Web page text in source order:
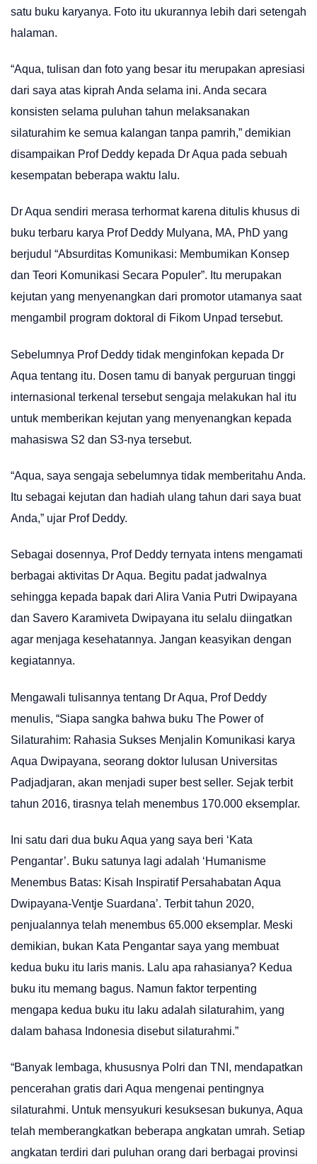
satu buku karyanya. Foto itu ukurannya lebih dari setengah
halaman.
“Aqua, tulisan dan foto yang besar itu merupakan apresiasi
dari saya atas kiprah Anda selama ini. Anda secara
konsisten selama puluhan tahun melaksanakan
silaturahim ke semua kalangan tanpa pamrih,” demikian
disampaikan Prof Deddy kepada Dr Aqua pada sebuah
kesempatan beberapa waktu lalu.
Dr Aqua sendiri merasa terhormat karena ditulis khusus di
buku terbaru karya Prof Deddy Mulyana, MA, PhD yang
berjudul “Absurditas Komunikasi: Membumikan Konsep
dan Teori Komunikasi Secara Populer”. Itu merupakan
kejutan yang menyenangkan dari promotor utamanya saat
mengambil program doktoral di Fikom Unpad tersebut.
Sebelumnya Prof Deddy tidak menginfokan kepada Dr
Aqua tentang itu. Dosen tamu di banyak perguruan tinggi
internasional terkenal tersebut sengaja melakukan hal itu
untuk memberikan kejutan yang menyenangkan kepada
mahasiswa S2 dan S3-nya tersebut.
“Aqua, saya sengaja sebelumnya tidak memberitahu Anda.
Itu sebagai kejutan dan hadiah ulang tahun dari saya buat
Anda,” ujar Prof Deddy.
Sebagai dosennya, Prof Deddy ternyata intens mengamati
berbagai aktivitas Dr Aqua. Begitu padat jadwalnya
sehingga kepada bapak dari Alira Vania Putri Dwipayana
dan Savero Karamiveta Dwipayana itu selalu diingatkan
agar menjaga kesehatannya. Jangan keasyikan dengan
kegiatannya.
Mengawali tulisannya tentang Dr Aqua, Prof Deddy
menulis, “Siapa sangka bahwa buku The Power of
Silaturahim: Rahasia Sukses Menjalin Komunikasi karya
Aqua Dwipayana, seorang doktor lulusan Universitas
Padjadjaran, akan menjadi super best seller. Sejak terbit
tahun 2016, tirasnya telah menembus 170.000 eksemplar.
Ini satu dari dua buku Aqua yang saya beri ‘Kata
Pengantar’. Buku satunya lagi adalah ‘Humanisme
Menembus Batas: Kisah Inspiratif Persahabatan Aqua
Dwipayana-Ventje Suardana’. Terbit tahun 2020,
penjualannya telah menembus 65.000 eksemplar. Meski
demikian, bukan Kata Pengantar saya yang membuat
kedua buku itu laris manis. Lalu apa rahasianya? Kedua
buku itu memang bagus. Namun faktor terpenting
mengapa kedua buku itu laku adalah silaturahim, yang
dalam bahasa Indonesia disebut silaturahmi.”
“Banyak lembaga, khususnya Polri dan TNI, mendapatkan
pencerahan gratis dari Aqua mengenai pentingnya
silaturahmi. Untuk mensyukuri kesuksesan bukunya, Aqua
telah memberangkatkan beberapa angkatan umrah. Setiap
angkatan terdiri dari puluhan orang dari berbagai provinsi